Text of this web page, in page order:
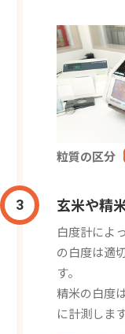
粒質の区分
3 玄米や精
白度計によ
の白度は適
す。
精米の白度
に計測します